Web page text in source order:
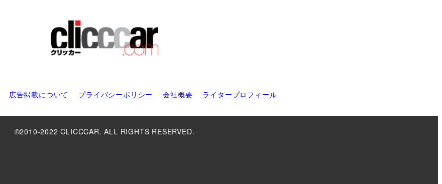
広告掲載について プライバシーポリシー 会社概要 ライタープロフィール
©2010-2022 CLICCCAR. ALL RIGHTS RESERVED.